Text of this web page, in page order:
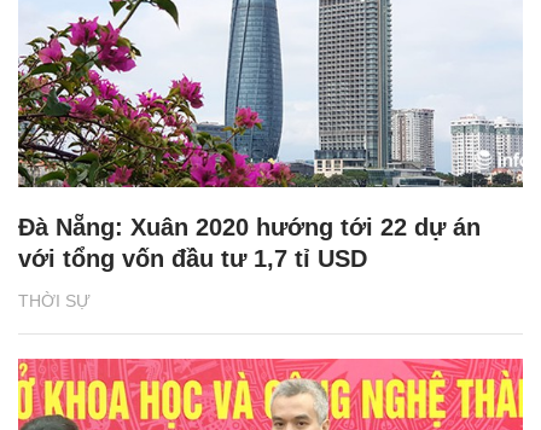
THỜI SỰ
Đà Nẵng: Xuân 2020 hướng tới 22 dự án
với tổng vốn đầu tư 1,7 tỉ USD